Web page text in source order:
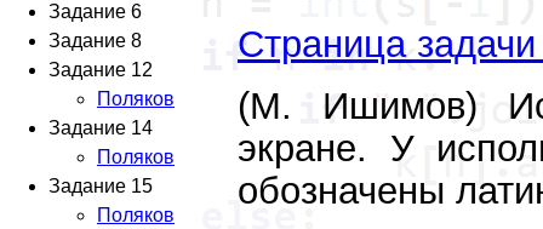
Задание 6
Задание 8
Задание 12
Поляков
Задание 14
Поляков
Задание 15
Поляков
Страница
(М. Ишимов)
экране. У
обозначены